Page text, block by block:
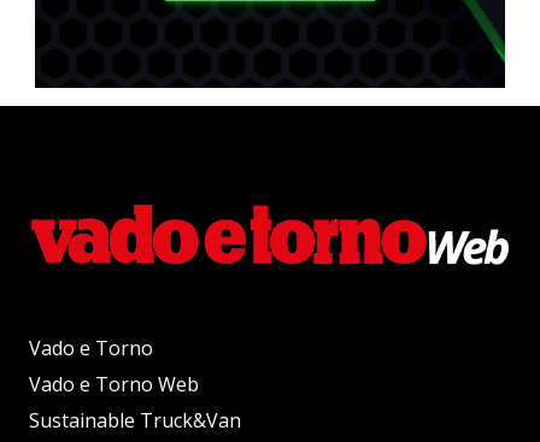
Vado e Torno
Vado e Torno Web
Sustainable Truck&Van